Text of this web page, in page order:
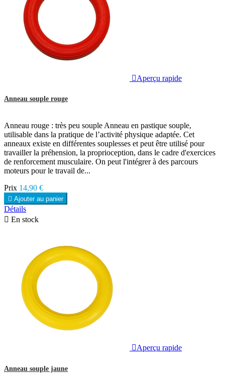
Aperçu rapide
Anneau souple rouge
Anneau rouge : très peu souple Anneau en pastique souple,
utilisable dans la pratique de l’activité physique adaptée. Cet
anneaux existe en différentes souplesses et peut être utilisé pour
travailler la préhension, la proprioception, dans le cadre d'exercices
de renforcement musculaire. On peut l'intégrer à des parcours
moteurs pour le travail de...
Prix 14,90 €
 Ajouter au panier
Détails
 En stock
Aperçu rapide
Anneau souple jaune